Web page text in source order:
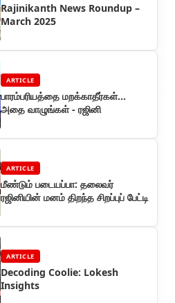
Rajinikanth News Roundup –
March 2025
ARTICLE
பாரம்பரியத்தை மறக்காதீர்கள்...
அதை வாழுங்கள் - ரஜினி
ARTICLE
மீண்டும் படையப்பா: தலைவர்
ரஜினியின் மனம் திறந்த சிறப்புப் பேட்டி
ARTICLE
Decoding Coolie: Lokesh
Insights